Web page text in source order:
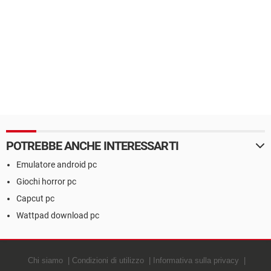
POTREBBE ANCHE INTERESSARTI
Emulatore android pc
Giochi horror pc
Capcut pc
Wattpad download pc
Chi siamo Condizioni di utilizzo Informativa sulla privacy